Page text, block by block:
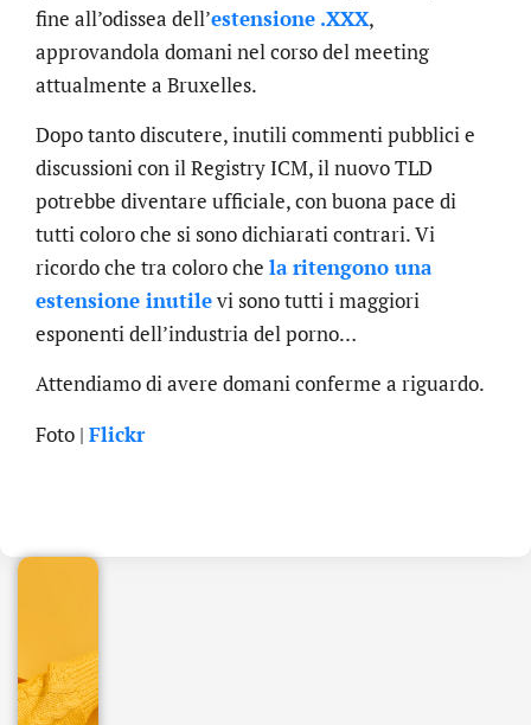
fine all’odissea dell’estensione .XXX,
approvandola domani nel corso del meeting
attualmente a Bruxelles.
Dopo tanto discutere, inutili commenti pubblici e
discussioni con il Registry ICM, il nuovo TLD
potrebbe diventare ufficiale, con buona pace di
tutti coloro che si sono dichiarati contrari. Vi
ricordo che tra coloro che la ritengono una
estensione inutilevi sono tutti i maggiori
esponenti dell’industria del porno…
Attendiamo di avere domani conferme a riguardo.
Foto | Flickr